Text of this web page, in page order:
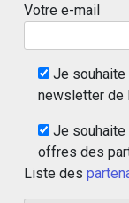
Votre e-mail
Je souhaite
newsletter de
Je souhaite
offres des
Liste des